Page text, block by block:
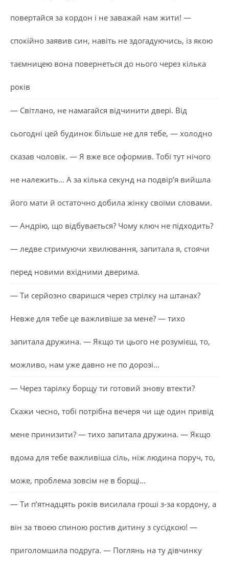
повертайся за кордон і не заважай нам жити! —
спокійно заявив син, навіть не здогадуючись, із якою
таємницею вона повернеться до нього через кілька
років
— Світлано, не намагайся відчинити двері. Від
сьогодні цей будинок більше не для тебе, — холодно
сказав чоловік. — Я вже все оформив. Тобі тут нічого
не належить… А за кілька секунд на подвір’я вийшла
його мати й остаточно добила жінку своїми словами.
— Андрію, що відбувається? Чому ключ не підходить?
— ледве стримуючи хвилювання, запитала я, стоячи
перед новими вхідними дверима.
— Ти серйозно сваришся через стрілку на штанах?
Невже для тебе це важливіше за мене? — тихо
запитала дружина. — Якщо ти цього не розумієш, то,
можливо, нам уже давно не по дорозі…
— Через тарілку борщу ти готовий знову втекти?
Скажи чесно, тобі потрібна вечеря чи ще один привід
мене принизити? — тихо запитала дружина. — Якщо
вдома для тебе важливіша сіль, ніж людина поруч, то,
може, проблема зовсім не в борщі…
— Ти п’ятнадцять років висилала гроші з-за кордону, а
він за твоєю спиною ростив дитину з сусідкою! —
приголомшила подруга. — Поглянь на ту дівчинку